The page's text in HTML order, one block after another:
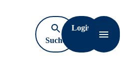
Auswahl:
Suche
öffnen
Login